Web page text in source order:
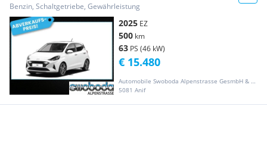
Benzin, Schaltgetriebe, Gewährleistung
2025 EZ
500 km
63 PS (46 kW)
Automobile Swoboda Alpenstrasse GesmbH & Co KG
5081 Anif
€ 15.480